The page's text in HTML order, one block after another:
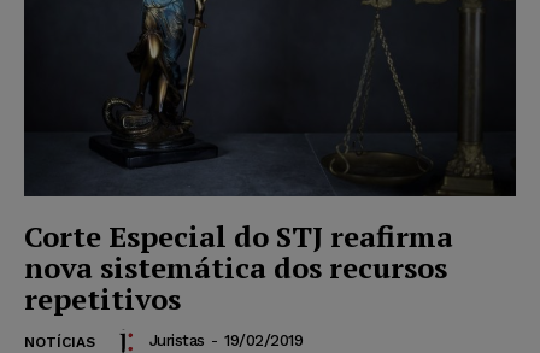
Corte Especial do STJ reafirma
nova sistemática dos recursos
repetitivos
NOTÍCIAS Juristas - 19/02/2019